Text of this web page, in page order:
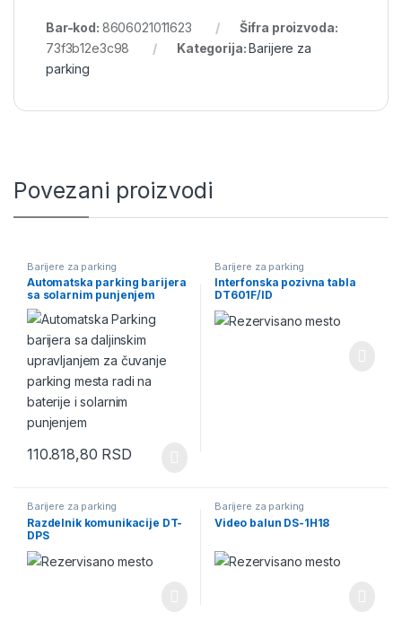
Bar-kod: 8606021011623
Šifra proizvoda:
73f3b12e3c98
Kategorija:Barijere za
parking
Povezani proizvodi
Barijere za parking
Automatska parking barijera
sa solarnim punjenjem
Parksun Cardnin
110.818,80 RSD
Barijere za parking
Interfonska pozivna tabla
DT601F/ID
Barijere za parking
Razdelnik komunikacije DT-
DPS
Barijere za parking
Video balun DS-1H18